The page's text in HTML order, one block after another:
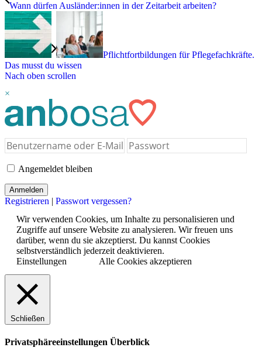
Wann dürfen Ausländer:innen in der Zeitarbeit arbeiten?
Pflichtfortbildungen für Pflegefachkräfte.
Das musst du wissen
Nach oben scrollen
×
Angemeldet bleiben
Registrieren | Passwort vergessen?
Wir verwenden Cookies, um Inhalte zu personalisieren und
Zugriffe auf unsere Website zu analysieren. Wir freuen uns
darüber, wenn du sie akzeptierst. Du kannst Cookies
selbstverständlich jederzeit deaktivieren.
Einstellungen
Alle Cookies akzeptieren
Schließen
Privatsphäreeinstellungen Überblick